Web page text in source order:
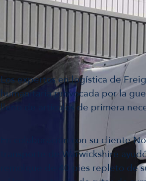
Los expertos en logística de
humanitaria provocada por la
lleno de artículos de primera
En colaboración con su cliente
transporte de Warwickshire
remolque de 40 pies repleto de